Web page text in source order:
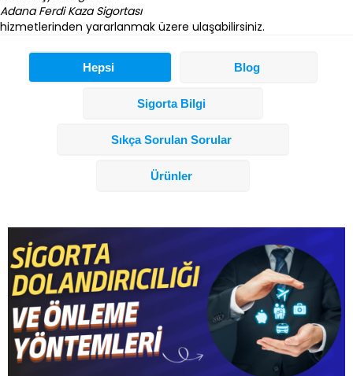
Adana Ferdi Kaza Sigortası
hizmetlerinden yararlanmak üzere ulaşabilirsiniz.
Hepsi Blog
Sigorta Bilgi
Sıkça Sorulan Sorular
Ürünler